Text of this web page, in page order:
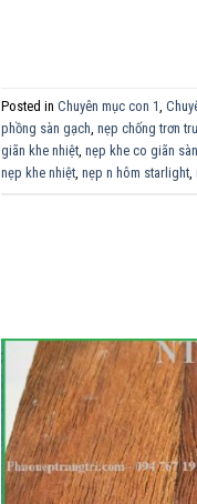
Posted in Chuyên mục con 1,
phồng sàn gạch, nẹp chống trơn
giãn khe nhiệt, nẹp khe co giãn
nẹp khe nhiệt, nẹp n hôm starlight,